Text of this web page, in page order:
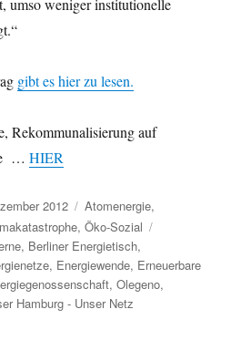
umso weniger institutionelle
gibt es hier zu lesen.
Rekommunalisierung auf
…HIER
2012 Kategorien
Atomenergie,
,Öko-Sozial
, Berliner Energietisch,
, Energiewende, Erneuerbare
,Olegeno,
Hamburg - Unser Netz